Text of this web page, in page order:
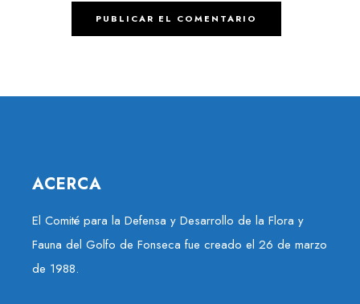
ACERCA
El Comité para la Defensa y Desarrollo de la Flora y
Fauna del Golfo de Fonseca fue creado el 26 de marzo
de 1988.